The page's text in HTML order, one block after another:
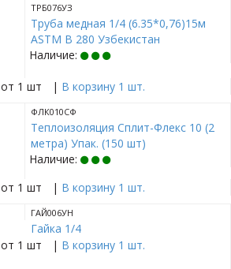
ТРБ076УЗ
Труба медная 1/4 (6.35*0,76)15м
ASTM B 280 Узбекистан
от 1 шт | В корзину 1 шт.
Наличие:
ФЛК010СФ
Теплоизоляция Сплит-Флекс 10 (2
метра) Упак. (150 шт)
от 1 шт | В корзину 1 шт.
Наличие:
ГАЙ006УН
Гайка 1/4
от 1 шт | В корзину 1 шт.